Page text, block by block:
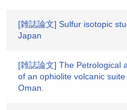
[雑誌論文] Sulfur isotopic
Japan
[雑誌論文] The Petrological
of an ophiolite volcanic
Oman.